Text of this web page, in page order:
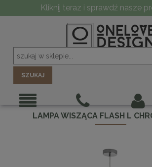
Kliknij teraz i sprawdź nasze
SZUKAJ
LAMPA WISZĄCA FLASH L